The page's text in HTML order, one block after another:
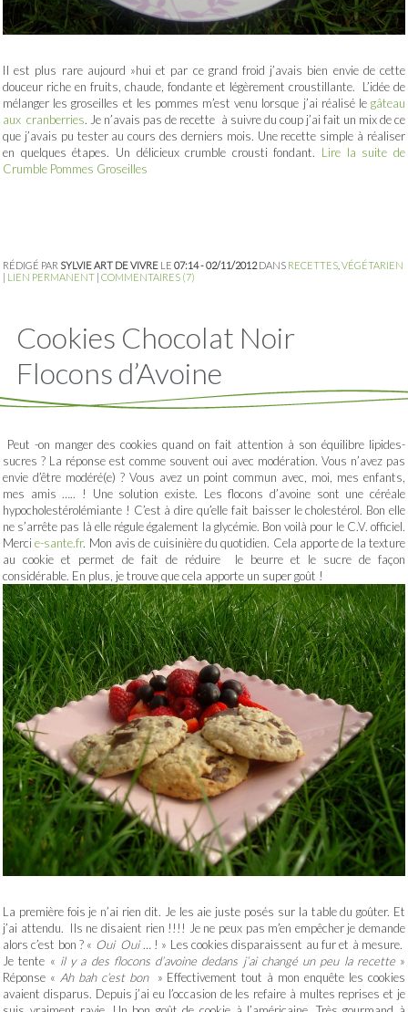
Il est plus rare aujourd »hui et par ce grand froid j’avais bien envie de cette
douceur riche en fruits, chaude, fondante et légèrement croustillante. L’idée de
mélanger les groseilles et les pommes m’est venu lorsque j’ai réalisé le gâteau
aux cranberries. Je n’avais pas de recette à suivre du coup j’ai fait un mix de ce
que j’avais pu tester au cours des derniers mois. Une recette simple à réaliser
en quelques étapes. Un délicieux crumble crousti fondant. Lire la suite de
Crumble Pommes Groseilles
RÉDIGÉ PAR SYLVIE ART DE VIVRE LE 07:14 - 02/11/2012DANS RECETTES VÉGÉTARIEN
LIEN PERMANENT COMMENTAIRES (7)
Cookies Chocolat Noir
Flocons d’Avoine
Peut -on manger des cookies quand on fait attention à son équilibre lipides-
sucres ? La réponse est comme souvent oui avec modération. Vous n’avez pas
envie d’être modéré(e) ? Vous avez un point commun avec, moi, mes enfants,
mes amis ….. ! Une solution existe. Les flocons d’avoine sont une céréale
hypocholestérolémiante ! C’est à dire qu’elle fait baisser le cholestérol. Bon elle
ne s’arrête pas là elle régule également la glycémie. Bon voilà pour le C.V. officiel.
Mercie-sante.fr. Mon avis de cuisinière du quotidien. Cela apporte de la texture
au cookie et permet de fait de réduire le beurre et le sucre de façon
considérable. En plus, je trouve que cela apporte un super goût !
La première fois je n’ai rien dit. Je les aie juste posés sur la table du goûter. Et
j’ai attendu. Ils ne disaient rien !!!! Je ne peux pas m’en empêcher je demande
alors c’est bon ? « Oui Oui… ! » Les cookies disparaissent au fur et à mesure.
Je tente « il y a des flocons d’avoine dedans j’ai changé un peu la recette»
Réponse « Ah bah c’est bon» Effectivement tout à mon enquête les cookies
avaient disparus. Depuis j’ai eu l’occasion de les refaire à multes reprises et je